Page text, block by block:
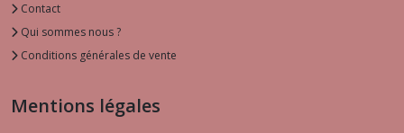
Contact
Qui sommes nous ?
Conditions générales de vente
Mentions légales